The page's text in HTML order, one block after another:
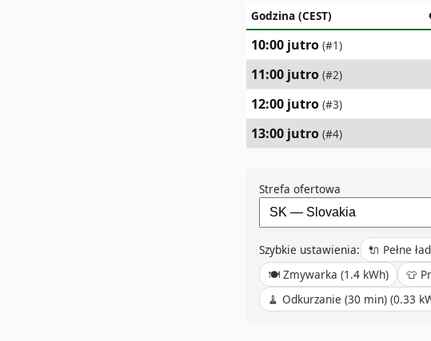
Godzina (CEST)
10:00 jutro (#1)
11:00 jutro (#2)
12:00 jutro (#3)
13:00 jutro (#4)
Strefa ofertowa
Szybkie ustawienia: 🔌 Pełne
🍽️ Zmywarka (1.4 kWh) 👕
🧹 Odkurzanie (30 min) (0.33